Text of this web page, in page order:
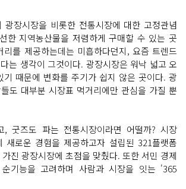
광장시장을 비롯한 전통시장에 대한 고정관념
한 지역농산물을 저렴하게 구매할 수 있는 곳
리를 제공하는데는 미흡하다던지, 요즘 트렌드
는 생각이 그것이다. 광장시장은 워낙 넓고 오
기 때문에 변화를 주기가 쉽지 않은 곳이다. 광
도 대부분 시장표 먹거리에만 관심을 가질 뿐
, 굿즈도 파는 전통시장이라면 어떨까? 시장
새로운 경험을 제공하고자 설립된 321플랫폼
진 광장시장에 초점을 맞췄다. 또한 서민 경제
기능을 고려하며 사람과 시장을 잇는 '365